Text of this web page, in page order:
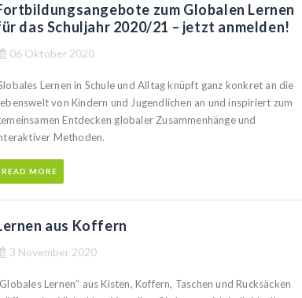
zum Globalen Lernen
das Schuljahr 2020/21 – jetzt anmelden!
06 Oktober 2020
Lernen in Schule und Alltag knüpft ganz konkret an die
von Kindern und Jugendlichen an und inspiriert zum
Entdecken globaler Zusammenhänge und
Methoden.
READ MORE
aus Koffern
3 November 2020
Lernen” aus Kisten, Koffern, Taschen und Rucksäcken